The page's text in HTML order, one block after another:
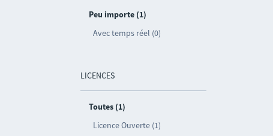
Peu importe (1)
Avec temps réel (0)
LICENCES
Toutes (1)
Licence Ouverte (1)